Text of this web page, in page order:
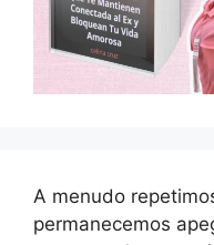
A menudo
permanecemos